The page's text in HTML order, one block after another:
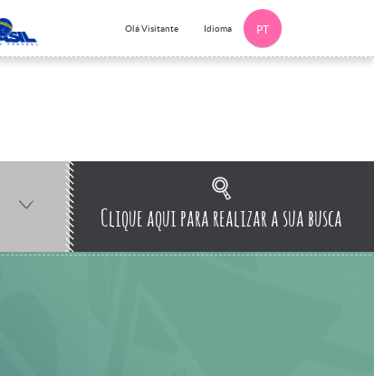
Olá Visitante Idioma PT
Clique aqui para realizar a sua busca